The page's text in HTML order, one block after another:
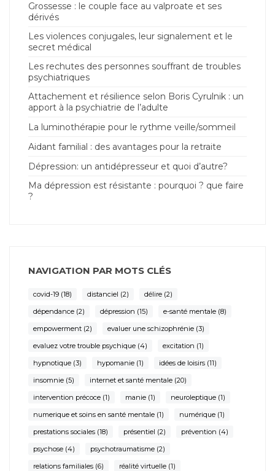
Grossesse : le couple face au valproate et ses
dérivés
Les violences conjugales, leur signalement et le
secret médical
Les rechutes des personnes souffrant de troubles
psychiatriques
Attachement et résilience selon Boris Cyrulnik : un
apport à la psychiatrie de l’adulte
La luminothérapie pour le rythme veille/sommeil
Aidant familial : des avantages pour la retraite
Dépression: un antidépresseur et quoi d’autre?
Ma dépression est résistante : pourquoi ? que faire
?
NAVIGATION PAR MOTS CLÉS
covid-19 (18) distanciel (2) délire (2)
dépendance (2) dépression (15) e-santé mentale (8)
empowerment (2) evaluer une schizophrénie (3)
evaluez votre trouble psychique (4) excitation (1)
hypnotique (3) hypomanie (1) idées de loisirs (11)
insomnie (5) internet et santé mentale (20)
intervention précoce (1) manie (1) neuroleptique (1)
numerique et soins en santé mentale (1) numérique (1)
prestations sociales (18) présentiel (2) prévention (4)
psychose (4) psychotraumatisme (2)
relations familiales (6) réalité virtuelle (1)